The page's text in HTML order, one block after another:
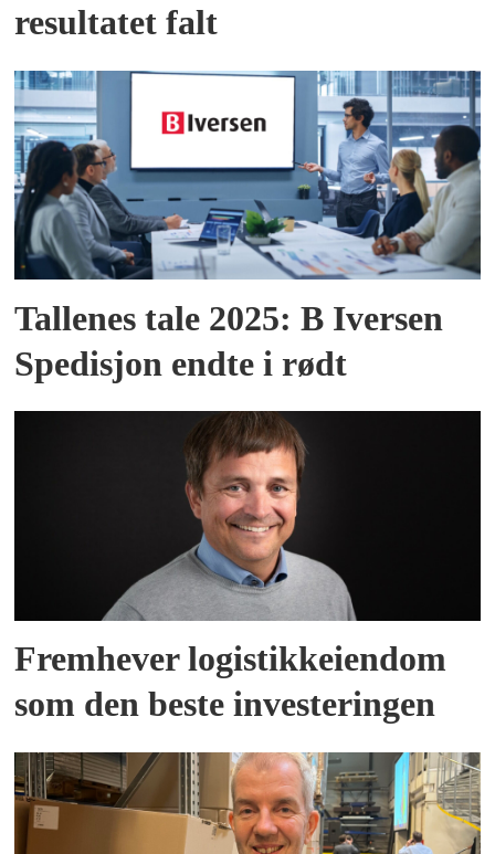
resultatet falt
Tallenes tale 2025: B Iversen
Spedisjon endte i rødt
Fremhever logistikkeiendom
som den beste investeringen